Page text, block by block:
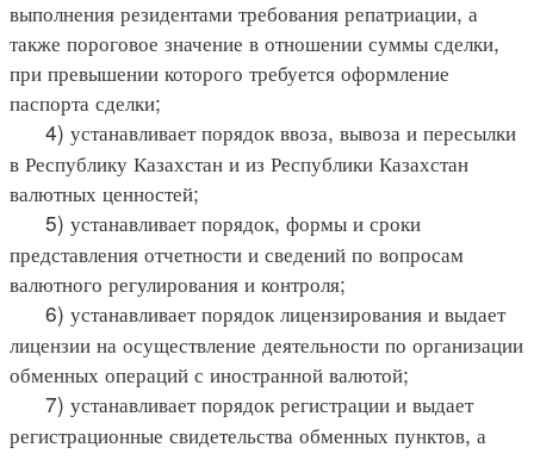
выполнения резидентами требования репатриации, а
также пороговое значение в отношении суммы сделки,
при превышении которого требуется оформление
паспорта сделки;
4) устанавливает порядок ввоза, вывоза и пересылки
в Республику Казахстан и из Республики Казахстан
валютных ценностей;
5) устанавливает порядок, формы и сроки
представления отчетности и сведений по вопросам
валютного регулирования и контроля;
6) устанавливает порядок лицензирования и выдает
лицензии на осуществление деятельности по организации
обменных операций с иностранной валютой;
7) устанавливает порядок регистрации и выдает
регистрационные свидетельства обменных пунктов, а